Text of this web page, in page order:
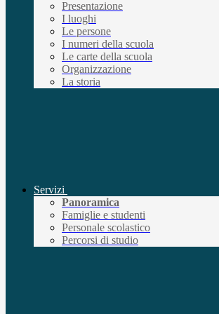
Presentazione
I luoghi
Le persone
I numeri della scuola
Le carte della scuola
Organizzazione
La storia
Servizi
Panoramica
Famiglie e studenti
Personale scolastico
Percorsi di studio